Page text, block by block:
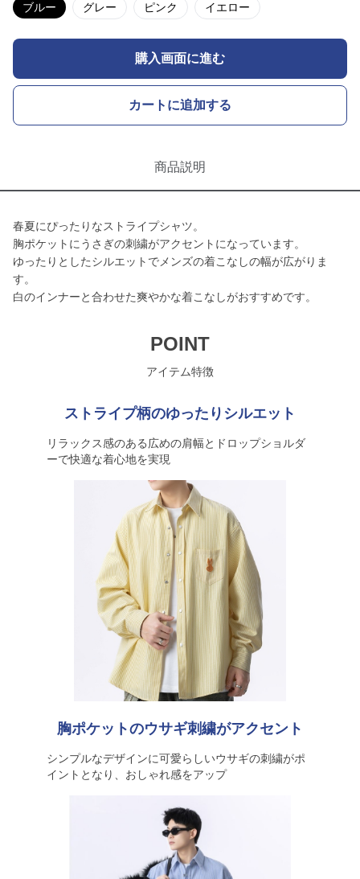
ブルー グレー ピンク イエロー
購入画面に進む
カートに追加する
商品説明
春夏にぴったりなストライプシャツ。
胸ポケットにうさぎの刺繍がアクセントになっています。
ゆったりとしたシルエットでメンズの着こなしの幅が広がりま
す。
白のインナーと合わせた爽やかな着こなしがおすすめです。
POINT
アイテム特徴
ストライプ柄のゆったりシルエット
リラックス感のある広めの肩幅とドロップショルダ
ーで快適な着心地を実現
胸ポケットのウサギ刺繍がアクセント
シンプルなデザインに可愛らしいウサギの刺繍がポ
イントとなり、おしゃれ感をアップ